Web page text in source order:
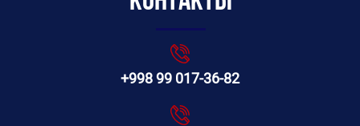
+998 99 017-36-82